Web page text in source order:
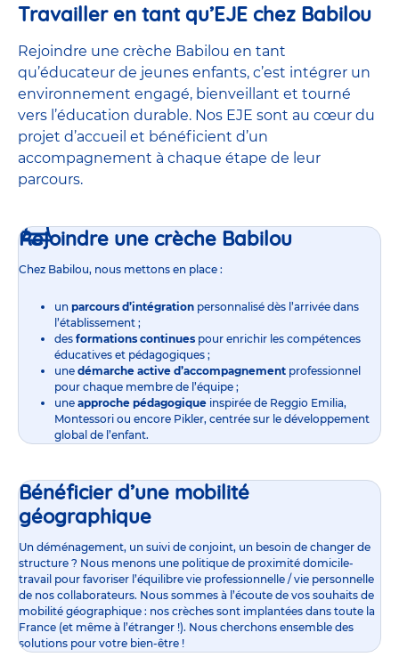
Travailler en tant qu’EJE chez Babilou
Rejoindre une crèche Babilou en tant
qu’éducateur de jeunes enfants, c’est intégrer un
environnement engagé, bienveillant et tourné
vers l’éducation durable. Nos EJE sont au cœur du
projet d’accueil et bénéficient d’un
accompagnement à chaque étape de leur
parcours.
Rejoindre une crèche Babilou
Chez Babilou, nous mettons en place :
un parcours d’intégration personnalisé dès l’arrivée dans
l’établissement ;
des formations continues pour enrichir les compétences
éducatives et pédagogiques ;
une démarche active d’accompagnement professionnel
pour chaque membre de l’équipe ;
une approche pédagogique inspirée de Reggio Emilia,
Montessori ou encore Pikler, centrée sur le développement
global de l’enfant.
Bénéficier d’une mobilité
géographique
Un déménagement, un suivi de conjoint, un besoin de changer de
structure ? Nous menons une politique de proximité domicile-
travail pour favoriser l’équilibre vie professionnelle / vie personnelle
de nos collaborateurs. Nous sommes à l’écoute de vos souhaits de
mobilité géographique : nos crèches sont implantées dans toute la
France (et même à l’étranger !). Nous cherchons ensemble des
solutions pour votre bien-être !